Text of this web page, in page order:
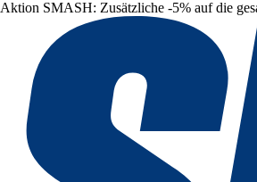
Aktion SMASH: Zusätzliche -5% auf die